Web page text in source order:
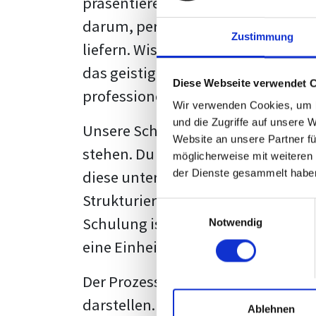
Zustimmung
Diese Webseite verwendet
Wir verwenden Cookies,
und die Zugriffe auf unsere
Website an unsere Partner
möglicherweise mit
der Dienste gesammelt
Notwendig
Ablehnen
darum, persönliche Meinungen
liefern. Wissenschaftliche Texte,
das geistige Eigentum des
professionell zu kommunizieren.
Unsere Schulung wurde mit Blick
stehen. Du wirst nicht nur
diese unter Zuhilfenahme von
Strukturierung ist ebenso
Schulung ist so konzipiert, dass
eine Einheitslösung zu bieten.
Der Prozess des
darstellen. Jedoch, ausgestattet